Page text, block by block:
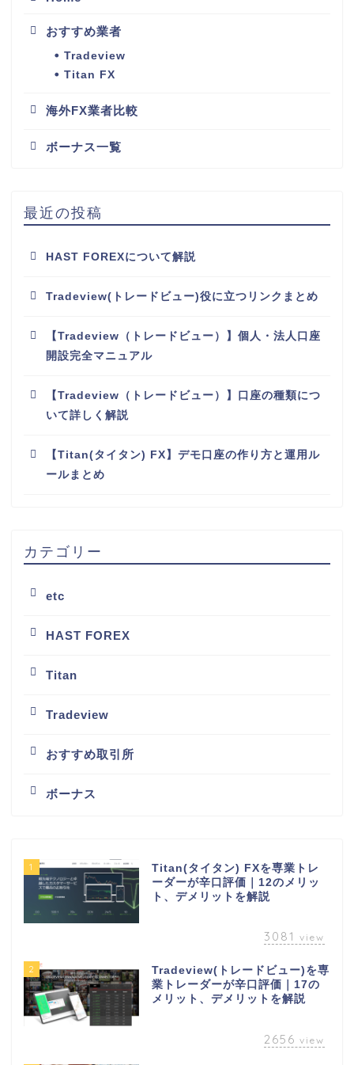
おすすめ業者
Tradeview
Titan FX
海外FX業者比較
ボーナス一覧
最近の投稿
HAST FOREXについて解説
Tradeview(トレードビュー)役に立つリンクまとめ
【Tradeview（トレードビュー）】個人・法人口座
開設完全マニュアル
【Tradeview（トレードビュー）】口座の種類につ
いて詳しく解説
【Titan(タイタン) FX】デモ口座の作り方と運用ル
ールまとめ
カテゴリー
etc
HAST FOREX
Titan
Tradeview
おすすめ取引所
ボーナス
1
Titan(タイタン) FXを専業トレ
ーダーが辛口評価｜12のメリッ
ト、デメリットを解説
3081 view
2
Tradeview(トレードビュー)を専
業トレーダーが辛口評価｜17の
メリット、デメリットを解説
2656 view